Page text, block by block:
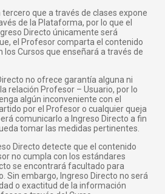
que a través de clases expone
de la Plataforma, por lo que el
Directo únicamente será
el Profesor comparta el contenido
los Cursos que enseñará a través de
no ofrece garantía alguna ni
relación Profesor – Usuario, por lo
algún inconveniente con el
por el Profesor o cualquier queja
comunicarlo a Ingreso Directo a fin
tomar las medidas pertinentes.
Directo detecte que el contenido
no cumpla con los estándares
se encontrará facultado para
Sin embargo, Ingreso Directo no será
o exactitud de la información